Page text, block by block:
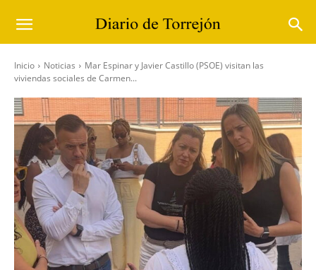
Inicio Noticias
Mar Espinar y Javier Castillo (PSOE) visitan las
viviendas sociales de Carmen...